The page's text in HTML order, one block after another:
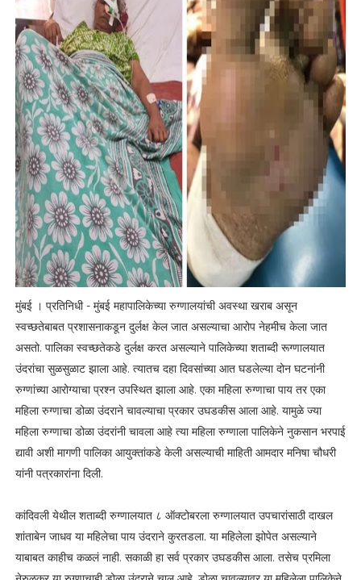
मुंबई । प्रतिनिधी - मुंबई महापालिकेच्या रुग्णालयांची अवस्था खराब असून
स्वच्छतेबाबत प्रशासनाकडून दुर्लक्ष केल जात असल्याचा आरोप नेहमीच केला जात
असतो. पालिका स्वच्छतेकडे दुर्लक्ष करत असल्याने पालिकेच्या शताब्दी रूग्णालयात
उंदरांचा सुळसुळाट झाला आहे. त्यातच दहा दिवसांच्या आत घडलेल्या दोन घटनांनी
रुग्णांच्या आरोग्याचा प्रश्न उपस्थित झाला आहे. एका महिला रुग्णाचा पाय तर एका
महिला रुग्णाचा डोळा उंदराने चावल्याचा प्रकार उघडकीस आला आहे. यामुळे ज्या
महिला रुग्णाचा डोळा उंदरांनी चावला आहे त्या महिला रुग्णाला पालिकेने नुकसान भरपाई
द्यावी अशी मागणी पालिका आयुक्तांकडे केली असल्याची माहिती आमदार मनिषा चौधरी
यांनी पत्रकारांना दिली.
कांदिवली येथील शताब्दी रुग्णालयात ८ ऑक्टोबरला रुग्णालयात उपचारांसाठी दाखल
शांताबेन जाधव या महिलेचा पाय उंदराने कुरतडला. या महिलेला झोपेत असल्याने
याबाबत काहीच कळलं नाही. सकाळी हा सर्व प्रकार उघडकीस आला. तसेच प्रमिला